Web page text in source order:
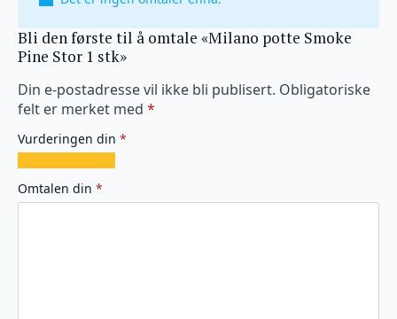
Bli den første til å omtale «Milano potte Smoke
Pine Stor 1 stk»
Din e-postadresse vil ikke bli publisert. Obligatoriske
felt er merket med *
Vurderingen din *
av
5
av
5
av
5
av
5
av
5
Omtalen din *